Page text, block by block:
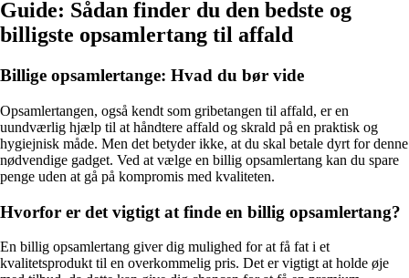
Guide: Sådan finder du den bedste og
billigste opsamlertang til affald
Billige opsamlertange: Hvad du bør vide
Opsamlertangen, også kendt som gribetangen til affald, er en
uundværlig hjælp til at håndtere affald og skrald på en praktisk og
hygiejnisk måde. Men det betyder ikke, at du skal betale dyrt for denne
nødvendige gadget. Ved at vælge en billig opsamlertang kan du spare
penge uden at gå på kompromis med kvaliteten.
Hvorfor er det vigtigt at finde en billig opsamlertang?
En billig opsamlertang giver dig mulighed for at få fat i et
kvalitetsprodukt til en overkommelig pris. Det er vigtigt at holde øje